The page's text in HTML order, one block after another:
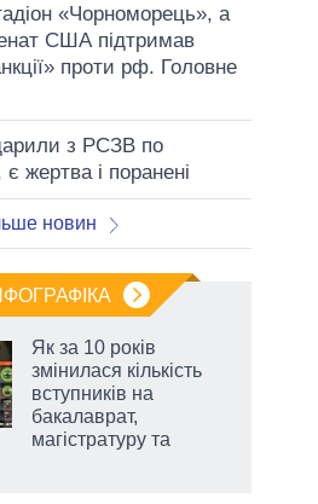
«Чорноморець», а
США підтримав
проти рф. Головне
з РСЗВ по
жертва і поранені
новин
Як за 10 років
змінилася кількість
вступників на
бакалаврат,
магістратуру та